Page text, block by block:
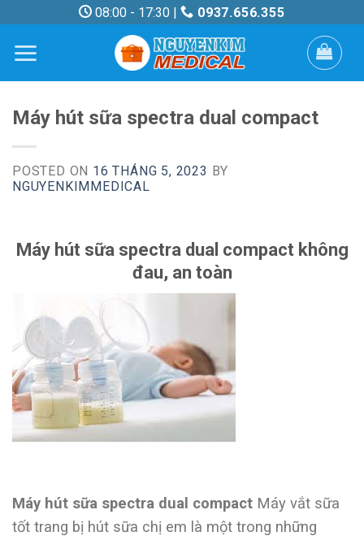
content
08:00 - 17:30 | 0937.656.355
Máy hút sữa spectra dual compact
POSTED ON 16 THÁNG 5, 2023 BY
NGUYENKIMMEDICAL
Máy hút sữa spectra dual compact không
đau, an toàn
Máy hút sữa spectra dual compact Máy vắt sữa
tốt trang bị hút sữa chị em là một trong những